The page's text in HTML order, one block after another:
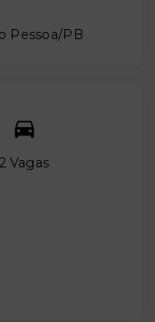
Pessoa/PB
2 Vagas